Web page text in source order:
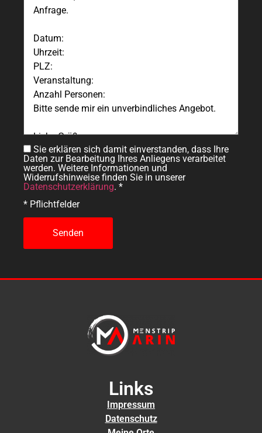
Sie erklären sich damit einverstanden, dass Ihre
Daten zur Bearbeitung Ihres Anliegens verarbeitet
werden. Weitere Informationen und
Widerrufshinweise finden Sie in unserer
Datenschutzerklärung. *
* Pflichtfelder
Links
Impressum
Datenschutz